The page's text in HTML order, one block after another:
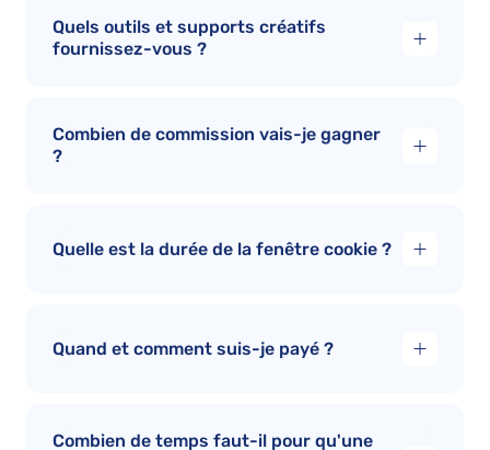
Quels outils et supports créatifs
fournissez-vous ?
Combien de commission vais-je gagner
?
Quelle est la durée de la fenêtre cookie ?
Quand et comment suis-je payé ?
Combien de temps faut-il pour qu'une